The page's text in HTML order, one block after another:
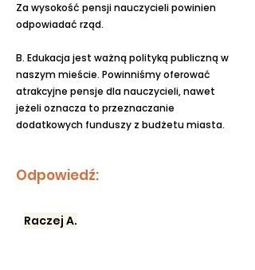
Za wysokość pensji nauczycieli powinien
odpowiadać rząd.
B. Edukacja jest ważną polityką publiczną w
naszym mieście. Powinniśmy oferować
atrakcyjne pensje dla nauczycieli, nawet
jeżeli oznacza to przeznaczanie
dodatkowych funduszy z budżetu miasta.
Odpowiedź:
Raczej A.